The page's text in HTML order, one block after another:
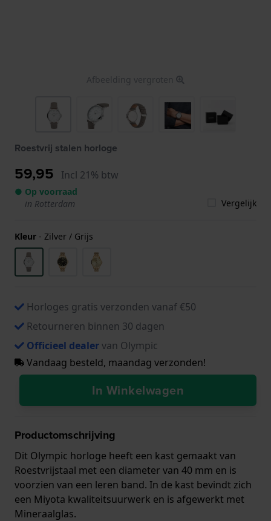
Afbeelding vergroten
Roestvrij stalen horloge
59,95 Incl 21% btw
● Op voorraad
in Rotterdam
Vergelijk
Kleur - Zilver / Grijs
Horloges gratis verzonden vanaf €50
Retourneren binnen 30 dagen
Officieel dealervan Olympic
Vandaag besteld, maandag verzonden!
In Winkelwagen
Productomschrijving
Dit Olympic horloge heeft een kast gemaakt van
Roestvrijstaal met een diameter van 40 mm en is
voorzien van een leren band. In de kast bevindt zich
een Miyota kwaliteitsuurwerk en is afgewerkt met
Mineraalglas.